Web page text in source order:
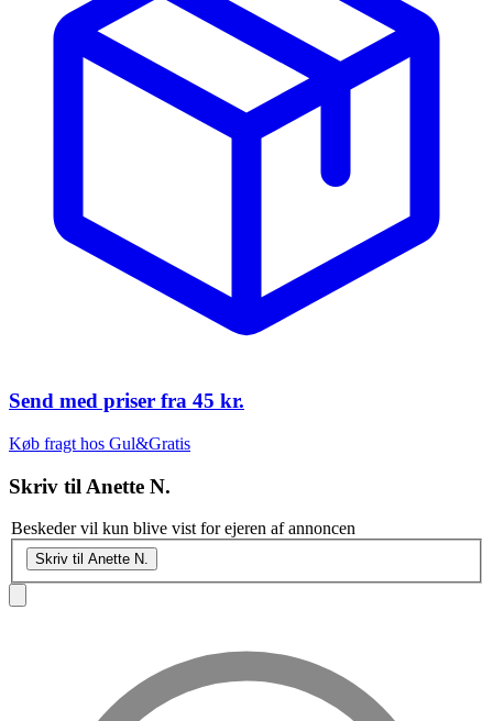
Send med priser fra 45 kr.
Køb fragt hos Gul&Gratis
Skriv til Anette N.
Beskeder vil kun blive vist for ejeren af annoncen
Skriv til Anette N.